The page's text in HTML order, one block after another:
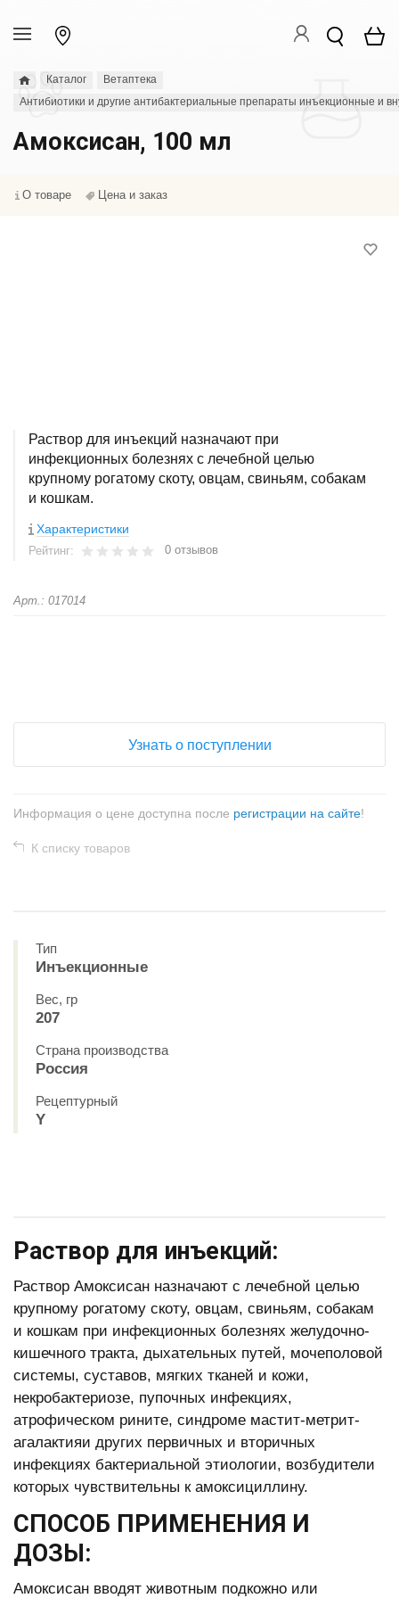
Каталог
Ветаптека
Антибиотики и другие антибактериальные препараты инъекционные и
Амоксисан, 100 мл
О товаре Цена и заказ
Раствор для инъекций назначают при
инфекционных болезнях с лечебной целью
крупному рогатому скоту, овцам, свиньям, собакам
и кошкам.
Характеристики
Рейтинг: 0 отзывов
Арт.: 017014
Узнать о поступлении
Информация о цене доступна после регистрации на сайте!
К списку товаров
Тип
Инъекционные
Вес, гр
207
Страна производства
Россия
Рецептурный
Y
Раствор для инъекций:
Раствор Амоксисан назначают с лечебной целью
крупному рогатому скоту, овцам, свиньям, собакам
и кошкам при инфекционных болезнях желудочно-
кишечного тракта, дыхательных путей, мочеполовой
системы, суставов, мягких тканей и кожи,
некробактериозе, пупочных инфекциях,
атрофическом рините, синдроме мастит-метрит-
агалактияи других первичных и вторичных
инфекциях бактериальной этиологии, возбудители
которых чувствительны к амоксициллину.
СПОСОБ ПРИМЕНЕНИЯ И
ДОЗЫ:
Амоксисан вводят животным подкожно или